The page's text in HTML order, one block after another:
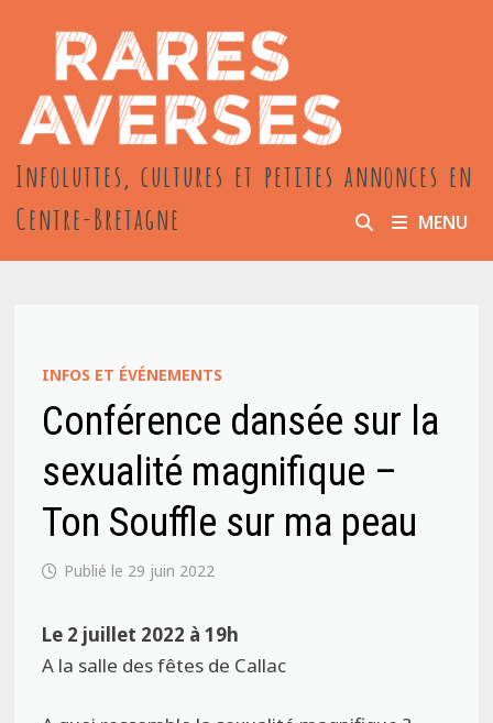
contenu
Infoluttes, cultures et petites annonces en
Centre-Bretagne
MENU
INFOS ET ÉVÉNEMENTS
Conférence dansée sur la
sexualité magnifique –
Ton Souffle sur ma peau
29 juin 2022
Le 2 juillet 2022 à 19h
A la salle des fêtes de Callac